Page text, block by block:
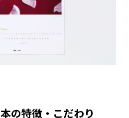
の特徴・こだわり